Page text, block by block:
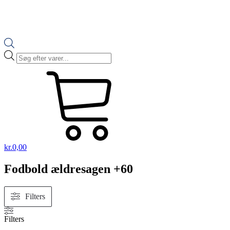
Products
search
kr.0,00
Fodbold ældresagen +60
Filters
Filters